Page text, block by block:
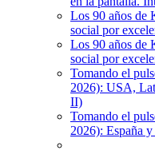
Los 90 años de
social por
Los 90 años de
social por
Tomando el
2026): USA,
II)
Tomando el
2026): España